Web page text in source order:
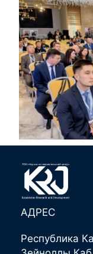
АДРЕС
Республика